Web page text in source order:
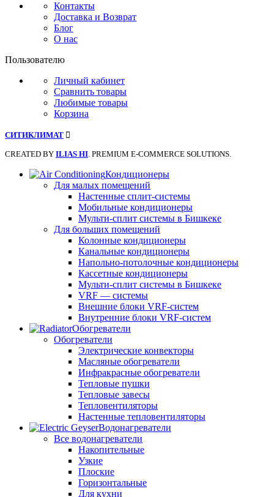
Контакты
Доставка и Возврат
Блог
О нас
Пользователю
Личный кабинет
Сравнить товары
Любимые товары
Корзина
СИТИКЛИМАТ
CREATED BY ILIAS HI. PREMIUM E-COMMERCE SOLUTIONS.
Кондиционеры
Для малых помещений
Настенные сплит-системы
Мобильные кондиционеры
Мульти-сплит системы в Бишкеке
Для больших помещений
Колонные кондиционеры
Канальные кондиционеры
Напольно-потолочные кондиционеры
Кассетные кондиционеры
Мульти-сплит системы в Бишкеке
VRF — системы
Внешние блоки VRF-систем
Внутренние блоки VRF-систем
Обогреватели
Обогреватели
Электрические конвекторы
Масляные обогреватели
Инфракрасные обогреватели
Тепловые пушки
Тепловые завесы
Тепловентиляторы
Настенные тепловентиляторы
Водонагреватели
Все водонагреватели
Накопительные
Узкие
Плоские
Горизонтальные
Для кухни